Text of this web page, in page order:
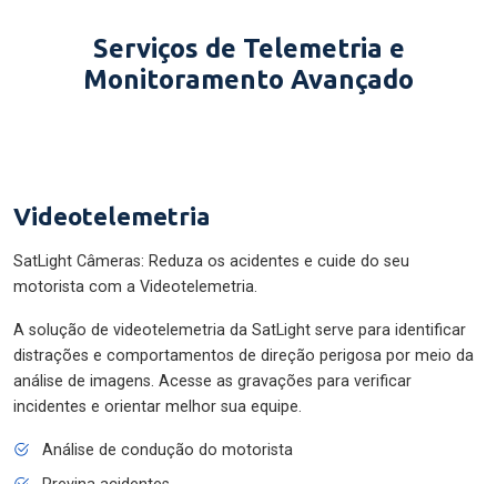
Serviços de Telemetria e
Monitoramento Avançado
Videotelemetria
SatLight Câmeras: Reduza os acidentes e cuide do seu
motorista com a Videotelemetria.
A solução de videotelemetria da SatLight serve para identificar
distrações e comportamentos de direção perigosa por meio da
análise de imagens. Acesse as gravações para verificar
incidentes e orientar melhor sua equipe.
Análise de condução do motorista